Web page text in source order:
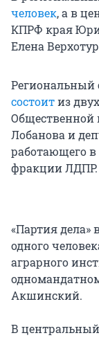
человек, а в
КПРФ края
Елена
Региональный
состоитиз
Общественной
Лобанова и
работающего в
фракции ЛДПР.
«Партия
одного
аграрного
Акшинский.
В